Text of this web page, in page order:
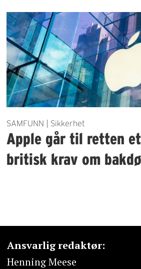
SAMFUNN | Sikkerhet
Apple går til retten
britisk krav om
Ansvarlig redaktør:
Henning Meese